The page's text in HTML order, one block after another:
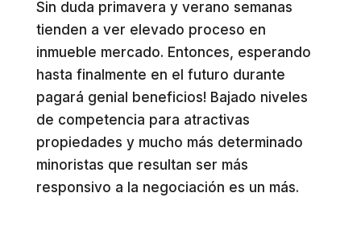
Sin duda primavera y verano semanas
tienden a ver elevado proceso en
inmueble mercado. Entonces, esperando
hasta finalmente en el futuro durante
pagará genial beneficios! Bajado niveles
de competencia para atractivas
propiedades y mucho más determinado
minoristas que resultan ser más
responsivo a la negociación es un más.